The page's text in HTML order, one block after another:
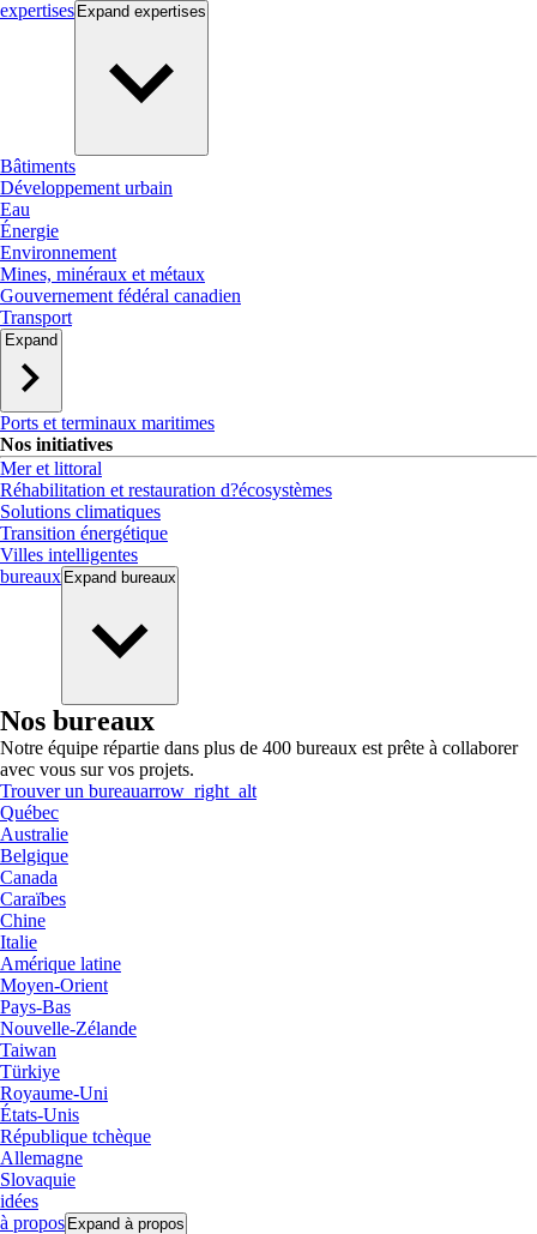
expertises Expand expertises
Bâtiments
Développement urbain
Eau
Énergie
Environnement
Mines, minéraux et métaux
Gouvernement fédéral canadien
Transport
Expand
Ports et terminaux maritimes
Nos initiatives
Mer et littoral
Réhabilitation et restauration d?écosystèmes
Solutions climatiques
Transition énergétique
Villes intelligentes
bureaux Expand bureaux
Nos bureaux
Notre équipe répartie dans plus de 400 bureaux est prête à collaborer
avec vous sur vos projets.
Trouver un bureauarrow_right_alt
Québec
Australie
Belgique
Canada
Caraïbes
Chine
Italie
Amérique latine
Moyen-Orient
Pays-Bas
Nouvelle-Zélande
Taiwan
Türkiye
Royaume-Uni
États-Unis
République tchèque
Allemagne
Slovaquie
idées
à propos Expand à propos